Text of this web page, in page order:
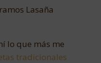
Lasaña
lo que más me
tradicionales